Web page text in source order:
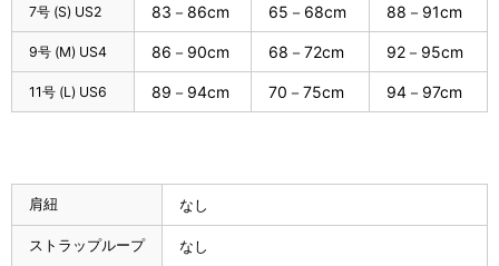
7号 (S) US2 83－86cm 65－68cm 88－91cm
9号 (M) US4 86－90cm 68－72cm 92－95cm
11号 (L) US6 89－94cm 70－75cm 94－97cm
肩紐 なし
ストラップループ なし